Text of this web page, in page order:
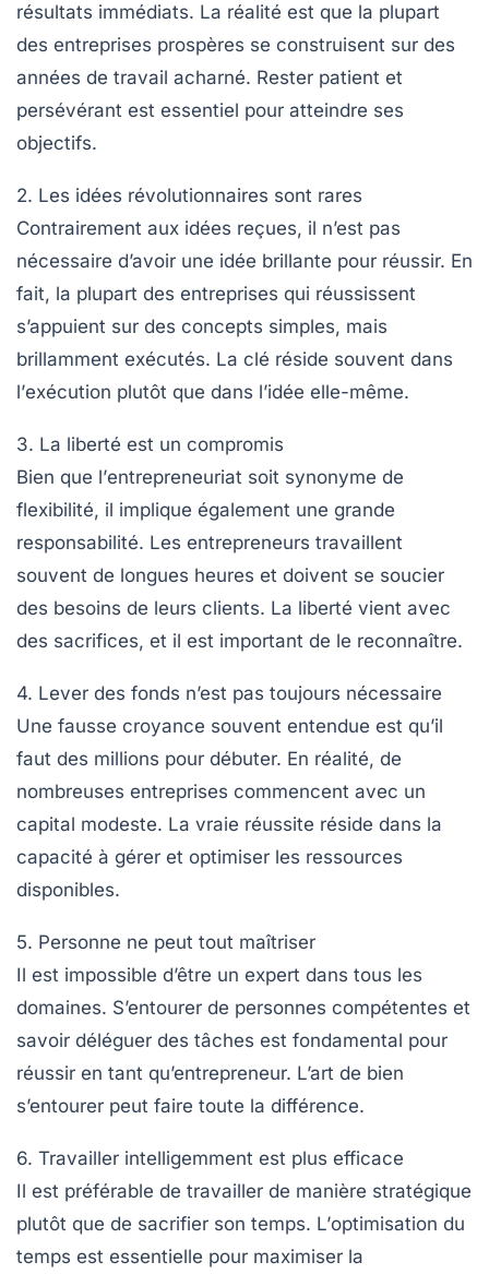
résultats immédiats. La réalité est que la plupart
des entreprises prospères se construisent sur des
années de travail acharné. Rester patient et
persévérant est essentiel pour atteindre ses
objectifs.
2. Les idées révolutionnaires sont rares
Contrairement aux idées reçues, il n’est pas
nécessaire d’avoir une idée brillante pour réussir. En
fait, la plupart des entreprises qui réussissent
s’appuient sur des concepts simples, mais
brillamment exécutés. La clé réside souvent dans
l’exécution plutôt que dans l’idée elle-même.
3. La liberté est un compromis
Bien que l’entrepreneuriat soit synonyme de
flexibilité, il implique également une grande
responsabilité. Les entrepreneurs travaillent
souvent de longues heures et doivent se soucier
des besoins de leurs clients. La liberté vient avec
des sacrifices, et il est important de le reconnaître.
4. Lever des fonds n’est pas toujours nécessaire
Une fausse croyance souvent entendue est qu’il
faut des millions pour débuter. En réalité, de
nombreuses entreprises commencent avec un
capital modeste. La vraie réussite réside dans la
capacité à gérer et optimiser les ressources
disponibles.
5. Personne ne peut tout maîtriser
Il est impossible d’être un expert dans tous les
domaines. S’entourer de personnes compétentes et
savoir déléguer des tâches est fondamental pour
réussir en tant qu’entrepreneur. L’art de bien
s’entourer peut faire toute la différence.
6. Travailler intelligemment est plus efficace
Il est préférable de travailler de manière stratégique
plutôt que de sacrifier son temps. L’optimisation du
temps est essentielle pour maximiser la